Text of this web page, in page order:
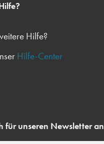
Hilfe?
Hilfe-Center
für unseren Newsletter an